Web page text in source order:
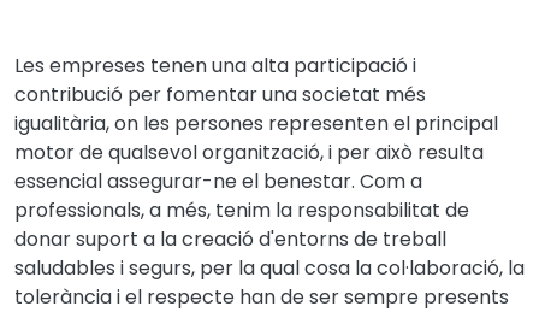
Les empreses tenen una alta participació i
contribució per fomentar una societat més
igualitària, on les persones representen el principal
motor de qualsevol organització, i per això resulta
essencial assegurar-ne el benestar. Com a
professionals, a més, tenim la responsabilitat de
donar suport a la creació d'entorns de treball
saludables i segurs, per la qual cosa la col·laboració, la
tolerància i el respecte han de ser sempre presents